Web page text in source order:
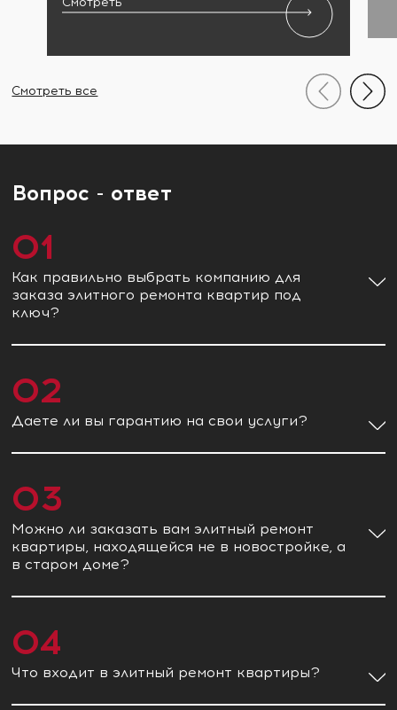
Смотреть все
Вопрос - ответ
01
Как правильно выбрать компанию для
заказа элитного ремонта квартир под
ключ?
02
Даете ли вы гарантию на свои услуги?
03
Можно ли заказать вам элитный ремонт
квартиры, находящейся не в новостройке, а
в старом доме?
04
Что входит в элитный ремонт квартиры?